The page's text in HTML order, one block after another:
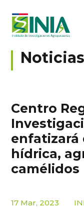
Centro
enfatizará
hídrica,
camélidos
17 Mar, 2023